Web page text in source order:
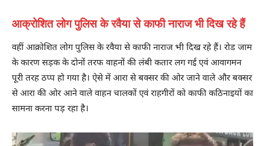
आक्रोशित लोग पुलिस के रवैया से काफी नाराज भी दिख रहे हैं
वहीं आक्रोशित लोग पुलिस के रवैया से काफी नाराज भी दिख रहे हैं। रोड जाम
के कारण सड़क के दोनों तरफ वाहनों की लंबी कतार लग गई एवं आवागमन
पूरी तरह ठप्प हो गया है। ऐसे में आरा से बक्सर की ओर जाने वाले और बक्सर
से आरा की ओर आने वाले वाहन चालकों एवं राहगीरों को काफी कठिनाइयों का
सामना करना पड़ रहा है।